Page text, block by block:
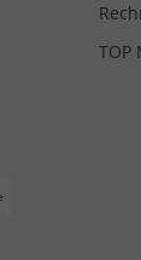
TOP